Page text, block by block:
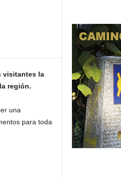
visitantes la
región.
una
para toda